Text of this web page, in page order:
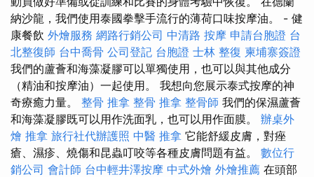
納沙龍，我們使用泰國拳擊手流行的薄荷口味按摩油。 - 健
康餐飲 外燴服務 網路行銷公司 中清路 按摩 申請台胞證 台
北整復師 台中喬骨 公司登記 台胞證 士林 整復 柬埔寨簽證
我們的蘆薈和海藻凝膠可以單獨使用，也可以與其他成分
（精油和按摩油）一起使用。 我想向您展示泰式按摩的神
奇療癒力量。 整骨 推拿 整骨 推拿 整骨師 我們的保濕蘆薈
和海藻凝膠既可以用作洗面乳，也可以用作面膜。 辦桌外
燴 推拿 旅行社代辦護照 中醫 推拿 它能舒緩皮膚，對痤
瘡、濕疹、燒傷和昆蟲叮咬等各種皮膚問題有益。 數位行
銷公司 會計師 台中輕井澤按摩 中式外燴 外燴推薦 在頭部